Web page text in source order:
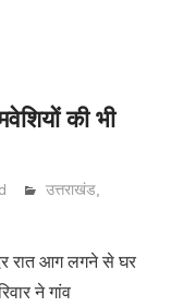
की भी
उत्तराखंड,
रात आग लगने से घर
ने गांव